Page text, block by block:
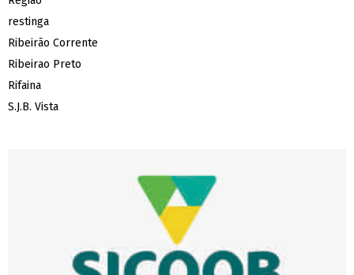
restinga
Ribeirão Corrente
Ribeirao Preto
Rifaina
S.J.B. Vista